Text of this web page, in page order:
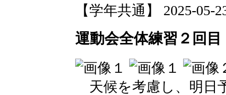
【学年共通】 2025-05-
運動会全体練習２回目
天候を考慮し、明日